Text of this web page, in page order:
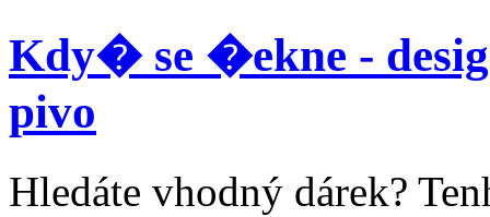
Kdy� se �ekne -
pivo
Hledáte vhodný dárek?